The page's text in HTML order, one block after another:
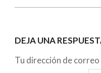
DEJA UNA
Tu dirección de